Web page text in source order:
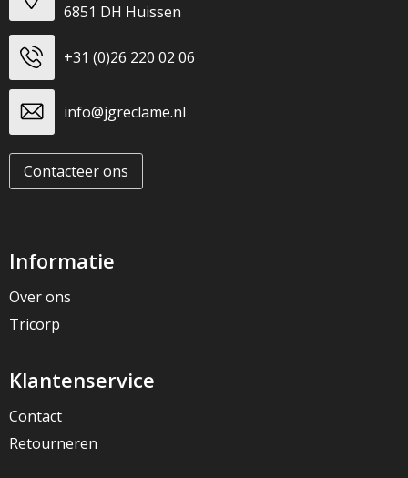
6851 DH Huissen
+31 (0)26 220 02 06
info@jgreclame.nl
Contacteer ons
Informatie
Over ons
Tricorp
Klantenservice
Contact
Retourneren